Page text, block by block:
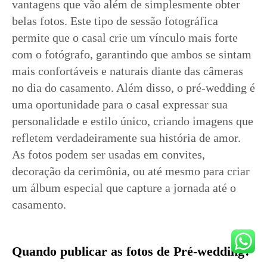
vantagens que vão além de simplesmente obter
belas fotos. Este tipo de sessão fotográfica
permite que o casal crie um vínculo mais forte
com o fotógrafo, garantindo que ambos se sintam
mais confortáveis e naturais diante das câmeras
no dia do casamento. Além disso, o pré-wedding é
uma oportunidade para o casal expressar sua
personalidade e estilo único, criando imagens que
refletem verdadeiramente sua história de amor.
As fotos podem ser usadas em convites,
decoração da cerimônia, ou até mesmo para criar
um álbum especial que capture a jornada até o
casamento.
Quando publicar as fotos de Pré-wedding?